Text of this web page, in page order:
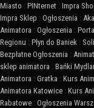
Miasto : PINternet : Impra
Impra Sklep : Ogłoszenia :
Animatora : Ogłoszenia :
Regionu : Płyn do Baniek :
Bezpłatne Ogłoszenia :
sklep animatora : Bańki
Animatora : Gratka : Kurs
Animatora Katowice : Kurs
Rabatowe : Ogłoszenia